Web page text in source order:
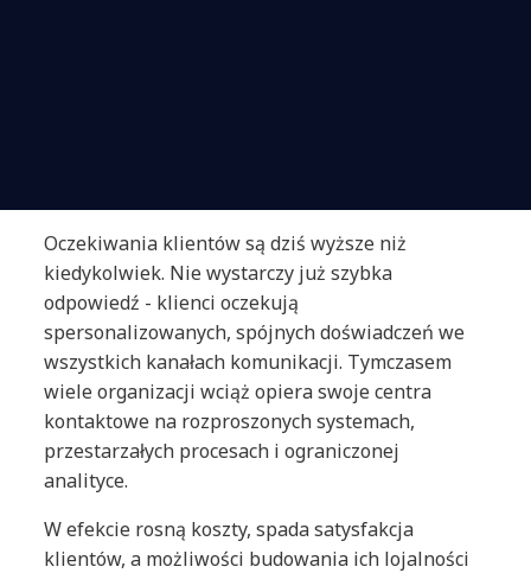
Oczekiwania klientów są dziś wyższe niż
kiedykolwiek. Nie wystarczy już szybka
odpowiedź - klienci oczekują
spersonalizowanych, spójnych doświadczeń we
wszystkich kanałach komunikacji. Tymczasem
wiele organizacji wciąż opiera swoje centra
kontaktowe na rozproszonych systemach,
przestarzałych procesach i ograniczonej
analityce.
W efekcie rosną koszty, spada satysfakcja
klientów, a możliwości budowania ich lojalności